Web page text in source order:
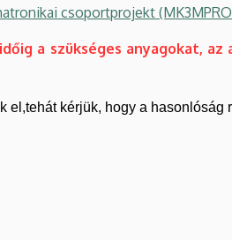
csoportprojekt
a szükséges anyagokat,
kérjük, hogy a hasonlóság